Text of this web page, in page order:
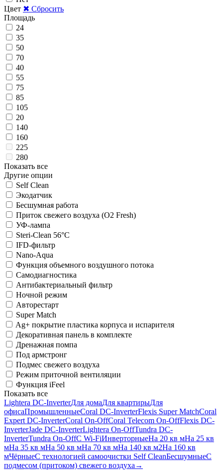
Цвет ✖ Сбросить
Площадь
24
35
50
70
40
55
75
85
105
20
140
160
225
280
Показать все
Другие опции
Self Clean
Экодатчик
Беcшумная работа
Приток свежего воздуха (O2 Fresh)
УФ-лампа
Steri-Clean 56°C
IFD-фильтр
Nano-Aqua
Функция объемного воздушного потока
Самодиагностика
Антибактериальный фильтр
Ночной режим
Авторестарт
Super Match
Ag+ покрытие пластика корпуса и испарителя
Декоративная панель в комплекте
Дренажная помпа
Под армстронг
Подмес свежего воздуха
Режим приточной вентиляции
Функция iFeel
Показать все
Lightera DC-InverterДля домаДля квартирыДля
офисаПромышленныеCoral DC-InverterFlexis Super MatchCoral
Expert DC-InverterCoral On-OffCoral Telecom On-OffFlexis DC-
InverterJade DC-InverterLightera On-OffTundra DC-
InverterTundra On-OffС Wi-FiИнверторныеНа 20 кв мНа 25 кв
мНа 35 кв мНа 50 кв мНа 70 кв мНа 140 кв м2На 160 кв
мЧёрныеС технологией самоочистки Self CleanБесшумныеС
подмесом (притоком) свежего воздуха →